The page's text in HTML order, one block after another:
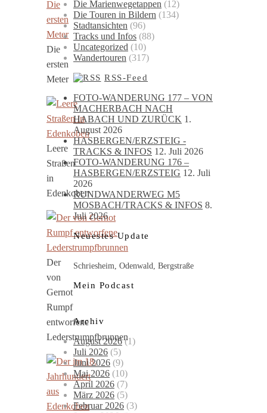
Die
ersten
Meter
Leere
Straßen
in
Edenkoben
Der
von
Gernot
Rumpf
entworfene
Lederstrumpfbrunnen
Die Marienwegetappen (12)
Die Touren in Bildern (134)
Stadtansichten (96)
Tracks und Infos (88)
Uncategorized (10)
Wandertouren (317)
RSS-Feed
FOTO-WANDERUNG 177 – VON
MACHERBACH NACH
HABACH UND ZURÜCK 1.
August 2026
HASBERGEN/ERZSTEIG -
TRACKS & INFOS 12. Juli 2026
FOTO-WANDERUNG 176 –
HASBERGEN/ERZSTEIG 12. Juli
2026
RUNDWANDERWEG M5
MOSBACH/TRACKS & INFOS 8.
Juli 2026
Neuestes Update
Schriesheim, Odenwald, Bergstraße
Mein Podcast
Archiv
August 2026(1)
Juli 2026 (5)
Juni 2026 (9)
Mai 2026 (10)
April 2026 (7)
März 2026 (5)
Februar 2026 (3)